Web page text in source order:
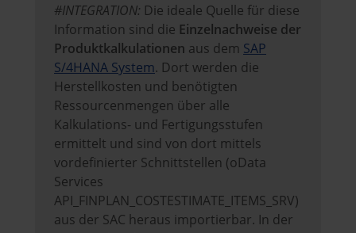
#INTEGRATION: Die ideale Quelle für diese
Information sind die Einzelnachweise der
Produktkalkulationen aus dem SAP
S/4HANA System. Dort werden die
Herstellkosten und benötigten
Ressourcenmengen über alle
Kalkulations- und Fertigungsstufen
ermittelt und sind von dort mittels
vordefinierter Schnittstellen (oData
Services
API_FINPLAN_COSTESTIMATE_ITEMS_SRV)
aus der SAC heraus importierbar. In der